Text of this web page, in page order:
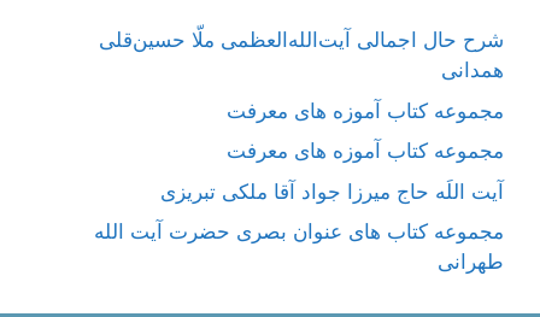
شرح حال اجمالی آیت‌الله‌العظمی ملّا حسین‌قلی
همدانی
مجموعه کتاب آموزه های معرفت
مجموعه کتاب آموزه های معرفت
آیت اللَه حاج میرزا جواد آقا ملکی تبریزی
مجموعه کتاب های عنوان بصری حضرت آیت الله
طهرانی